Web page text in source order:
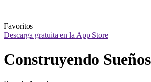
Favoritos
Descarga gratuita en la App Store
Construyendo Sueños